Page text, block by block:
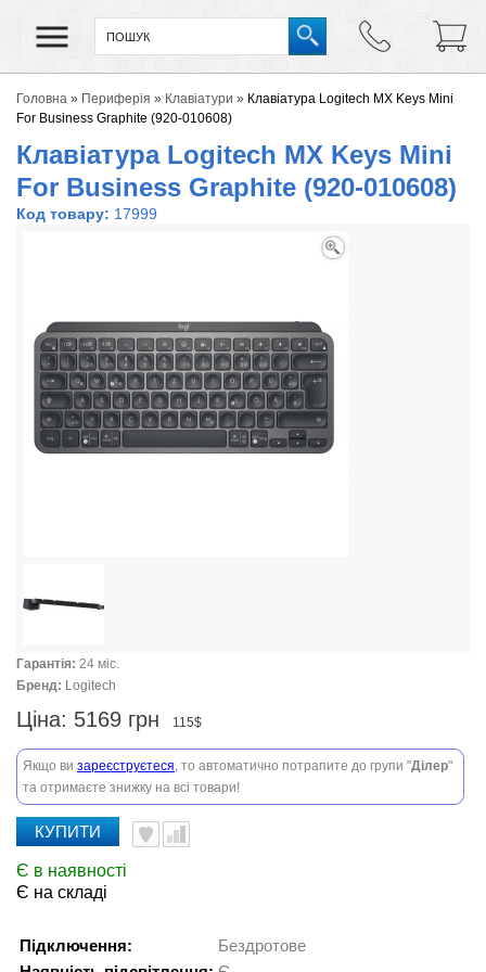
Головна » Периферія » Клавіатури » Клавіатура Logitech MX Keys Mini
For Business Graphite (920-010608)
Клавіатура Logitech MX Keys Mini
For Business Graphite (920-010608)
Код товару: 17999
Гарантія: 24 міс.
Бренд: Logitech
Ціна: 5169 грн 115$
Якщо ви зареєструєтеся, то автоматично потрапите до групи "Ділер"
та отримаєте знижку на всі товари!
КУПИТИ
Є в наявності
Є на складі
Підключення:
Бездротове